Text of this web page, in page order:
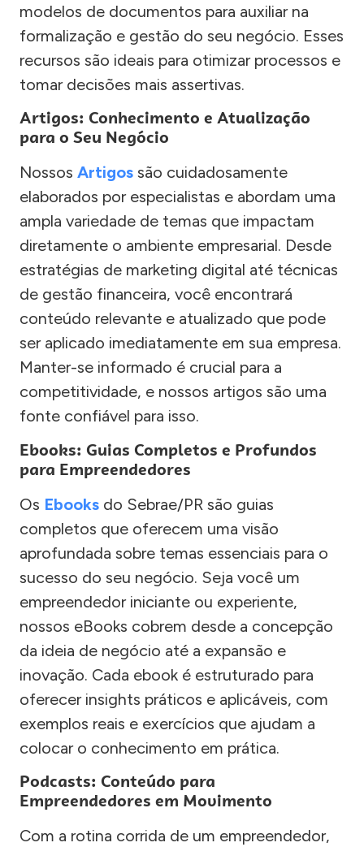
modelos de documentos para auxiliar na
formalização e gestão do seu negócio. Esses
recursos são ideais para otimizar processos e
tomar decisões mais assertivas.
Artigos: Conhecimento e Atualização
para o Seu Negócio
Nossos Artigos são cuidadosamente
elaborados por especialistas e abordam uma
ampla variedade de temas que impactam
diretamente o ambiente empresarial. Desde
estratégias de marketing digital até técnicas
de gestão financeira, você encontrará
conteúdo relevante e atualizado que pode
ser aplicado imediatamente em sua empresa.
Manter-se informado é crucial para a
competitividade, e nossos artigos são uma
fonte confiável para isso.
Ebooks: Guias Completos e Profundos
para Empreendedores
Os Ebooks do Sebrae/PR são guias
completos que oferecem uma visão
aprofundada sobre temas essenciais para o
sucesso do seu negócio. Seja você um
empreendedor iniciante ou experiente,
nossos eBooks cobrem desde a concepção
da ideia de negócio até a expansão e
inovação. Cada ebook é estruturado para
oferecer insights práticos e aplicáveis, com
exemplos reais e exercícios que ajudam a
colocar o conhecimento em prática.
Podcasts: Conteúdo para
Empreendedores em Movimento
Com a rotina corrida de um empreendedor,